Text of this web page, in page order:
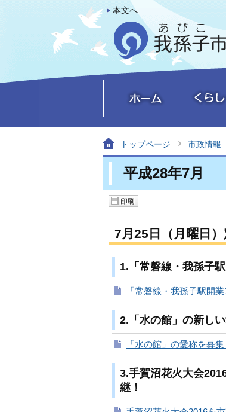
本文へ
トップページ 市政情報
平成28年7月
7月25日（月曜日
1.「常磐線・我孫子
「常磐線・我孫子駅開
2.「水の館」の新し
「水の館」の愛称を募
3.手賀沼花火大会
継！